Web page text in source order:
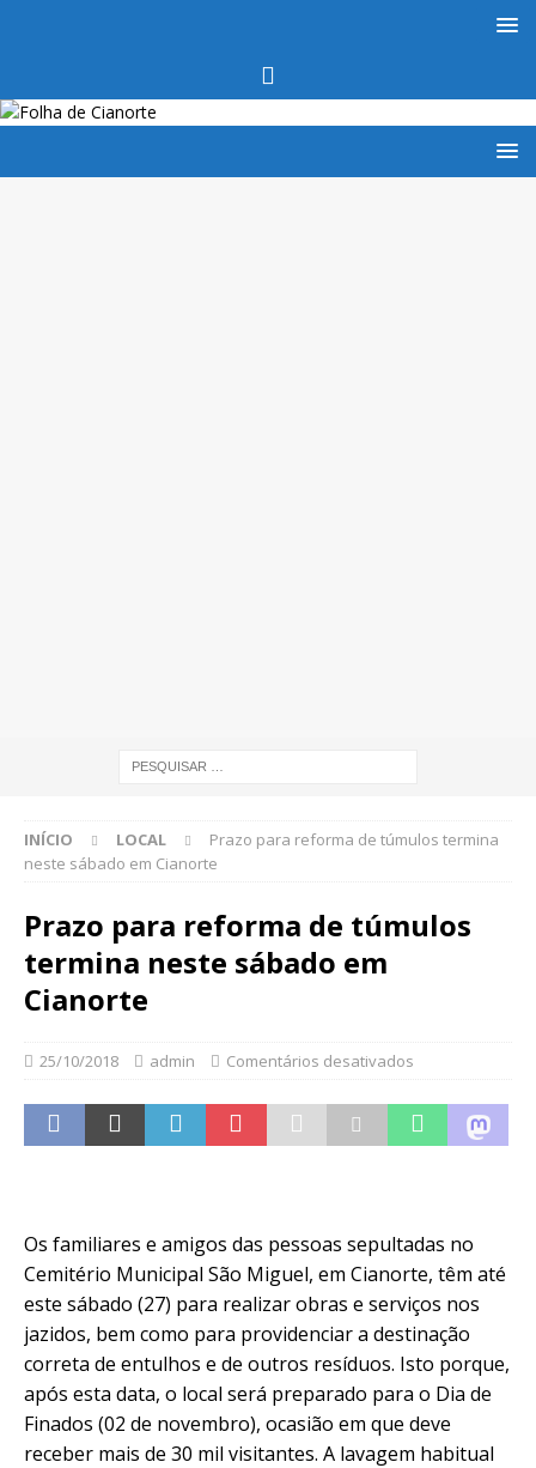
INÍCIO LOCAL
Prazo para reforma de túmulos termina
neste sábado em Cianorte
Prazo para reforma de túmulos
termina neste sábado em
Cianorte
25/10/2018 admin Comentários desativados
Os familiares e amigos das pessoas sepultadas no
Cemitério Municipal São Miguel, em Cianorte, têm até
este sábado (27) para realizar obras e serviços nos
jazidos, bem como para providenciar a destinação
correta de entulhos e de outros resíduos. Isto porque,
após esta data, o local será preparado para o Dia de
Finados (02 de novembro), ocasião em que deve
receber mais de 30 mil visitantes. A lavagem habitual